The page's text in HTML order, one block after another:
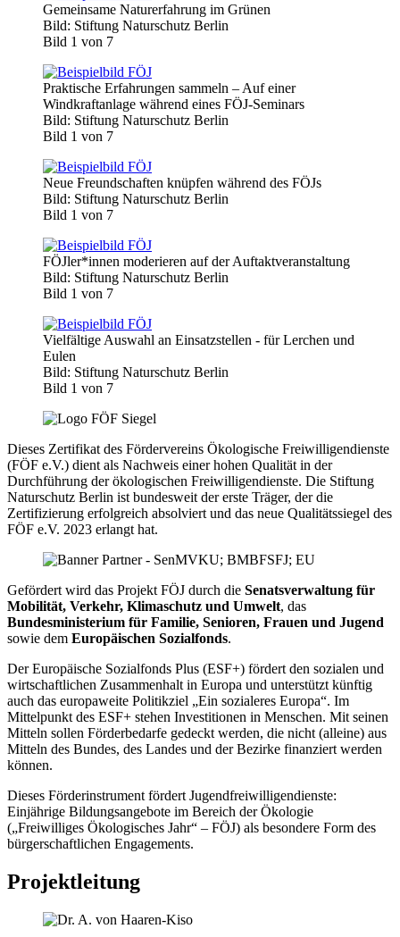
Gemeinsame Naturerfahrung im Grünen
Bild: Stiftung Naturschutz Berlin
Bild 1 von 7
Praktische Erfahrungen sammeln – Auf einer
Windkraftanlage während eines FÖJ-Seminars
Bild: Stiftung Naturschutz Berlin
Bild 1 von 7
Neue Freundschaften knüpfen während des FÖJs
Bild: Stiftung Naturschutz Berlin
Bild 1 von 7
FÖJler*innen moderieren auf der Auftaktveranstaltung
Bild: Stiftung Naturschutz Berlin
Bild 1 von 7
Vielfältige Auswahl an Einsatzstellen - für Lerchen und
Eulen
Bild: Stiftung Naturschutz Berlin
Bild 1 von 7
Dieses Zertifikat des Fördervereins Ökologische Freiwilligendienste
(FÖF e.V.) dient als Nachweis einer hohen Qualität in der
Durchführung der ökologischen Freiwilligendienste. Die Stiftung
Naturschutz Berlin ist bundesweit der erste Träger, der die
Zertifizierung erfolgreich absolviert und das neue Qualitätssiegel des
FÖF e.V. 2023 erlangt hat.
Gefördert wird das Projekt FÖJ durch die Senatsverwaltung für
Mobilität, Verkehr, Klimaschutz und Umwelt, das
Bundesministerium für Familie, Senioren, Frauen und Jugend
sowie dem Europäischen Sozialfonds.
Der Europäische Sozialfonds Plus (ESF+) fördert den sozialen und
wirtschaftlichen Zusammenhalt in Europa und unterstützt künftig
auch das europaweite Politikziel „Ein sozialeres Europa“. Im
Mittelpunkt des ESF+ stehen Investitionen in Menschen. Mit seinen
Mitteln sollen Förderbedarfe gedeckt werden, die nicht (alleine) aus
Mitteln des Bundes, des Landes und der Bezirke finanziert werden
können.
Dieses Förderinstrument fördert Jugendfreiwilligendienste:
Einjährige Bildungsangebote im Bereich der Ökologie
(„Freiwilliges Ökologisches Jahr“ – FÖJ) als besondere Form des
bürgerschaftlichen Engagements.
Projektleitung